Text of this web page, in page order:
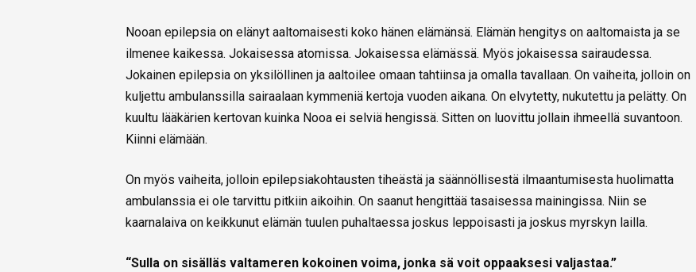
Nooan epilepsia on elänyt aaltomaisesti koko hänen elämänsä. Elämän hengitys on aaltomaista ja se
ilmenee kaikessa. Jokaisessa atomissa. Jokaisessa elämässä. Myös jokaisessa sairaudessa.
Jokainen epilepsia on yksilöllinen ja aaltoilee omaan tahtiinsa ja omalla tavallaan. On vaiheita, jolloin on
kuljettu ambulanssilla sairaalaan kymmeniä kertoja vuoden aikana. On elvytetty, nukutettu ja pelätty. On
kuultu lääkärien kertovan kuinka Nooa ei selviä hengissä. Sitten on luovittu jollain ihmeellä suvantoon.
Kiinni elämään.
On myös vaiheita, jolloin epilepsiakohtausten tiheästä ja säännöllisestä ilmaantumisesta huolimatta
ambulanssia ei ole tarvittu pitkiin aikoihin. On saanut hengittää tasaisessa mainingissa. Niin se
kaarnalaiva on keikkunut elämän tuulen puhaltaessa joskus leppoisasti ja joskus myrskyn lailla.
“Sulla on sisälläs valtameren kokoinen voima, jonka sä voit oppaaksesi valjastaa.”